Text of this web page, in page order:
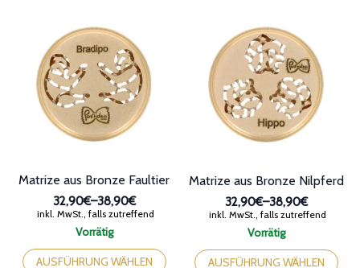
Optionen
können
Produktseite
Optionen
können
Produktseite
Vorrätig
Matrize aus Bronze Faultier
32,90€–38,90€
Preisspanne:
32,90€
38,90€
inkl. MwSt., falls zutreffend
AUSFÜHRUNG WÄHLEN
Dieses
Produkt
Vorrätig
Matrize aus Bronze Nilpferd
32,90€–38,90€
Preisspanne:
32,90€
bis
38,90€
inkl. MwSt., falls zutreffend
AUSFÜHRUNG WÄHLEN
Dieses
Produkt